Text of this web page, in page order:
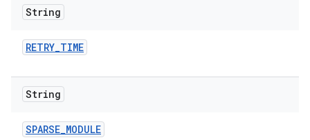
String
RETRY_TIME
String
SPARSE_MODULE